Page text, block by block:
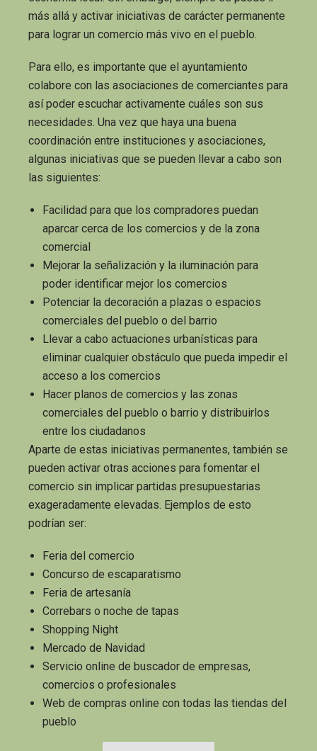
más allá y activar iniciativas de carácter permanente
para lograr un comercio más vivo en el pueblo.
Para ello, es importante que el ayuntamiento
colabore con las asociaciones de comerciantes para
así poder escuchar activamente cuáles son sus
necesidades. Una vez que haya una buena
coordinación entre instituciones y asociaciones,
algunas iniciativas que se pueden llevar a cabo son
las siguientes:
Facilidad para que los compradores puedan
aparcar cerca de los comercios y de la zona
comercial
Mejorar la señalización y la iluminación para
poder identificar mejor los comercios
Potenciar la decoración a plazas o espacios
comerciales del pueblo o del barrio
Llevar a cabo actuaciones urbanísticas para
eliminar cualquier obstáculo que pueda impedir el
acceso a los comercios
Hacer planos de comercios y las zonas
comerciales del pueblo o barrio y distribuirlos
entre los ciudadanos
Aparte de estas iniciativas permanentes, también se
pueden activar otras acciones para fomentar el
comercio sin implicar partidas presupuestarias
exageradamente elevadas. Ejemplos de esto
podrían ser:
Feria del comercio
Concurso de escaparatismo
Feria de artesanía
Correbars o noche de tapas
Shopping Night
Mercado de Navidad
Servicio online de buscador de empresas,
comercios o profesionales
Web de compras online con todas las tiendas del
pueblo